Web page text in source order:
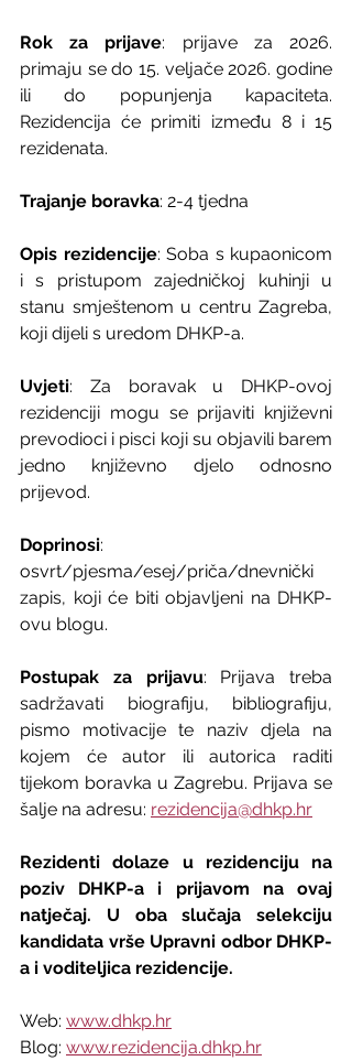
Rok za prijave: prijave za 2026.
primaju se do 15. veljače 2026. godine
ili do popunjenja kapaciteta.
Rezidencija će primiti između 8 i 15
rezidenata.
Trajanje boravka: 2-4 tjedna
Opis rezidencije: Soba s kupaonicom
i s pristupom zajedničkoj kuhinji u
stanu smještenom u centru Zagreba,
koji dijeli s uredom DHKP-a.
Uvjeti: Za boravak u DHKP-ovoj
rezidenciji mogu se prijaviti književni
prevodioci i pisci koji su objavili barem
jedno književno djelo odnosno
prijevod.
Doprinosi:
osvrt/pjesma/esej/priča/dnevnički
zapis, koji će biti objavljeni na DHKP-
ovu blogu.
Postupak za prijavu: Prijava treba
sadržavati biografiju, bibliografiju,
pismo motivacije te naziv djela na
kojem će autor ili autorica raditi
tijekom boravka u Zagrebu. Prijava se
šalje na adresu: rezidencija@dhkp.hr
Rezidenti dolaze u rezidenciju na
poziv DHKP-a i prijavom na ovaj
natječaj. U oba slučaja selekciju
kandidata vrše Upravni odbor DHKP-
a i voditeljica rezidencije.
Web: www.dhkp.hr
Blog: www.rezidencija.dhkp.hr